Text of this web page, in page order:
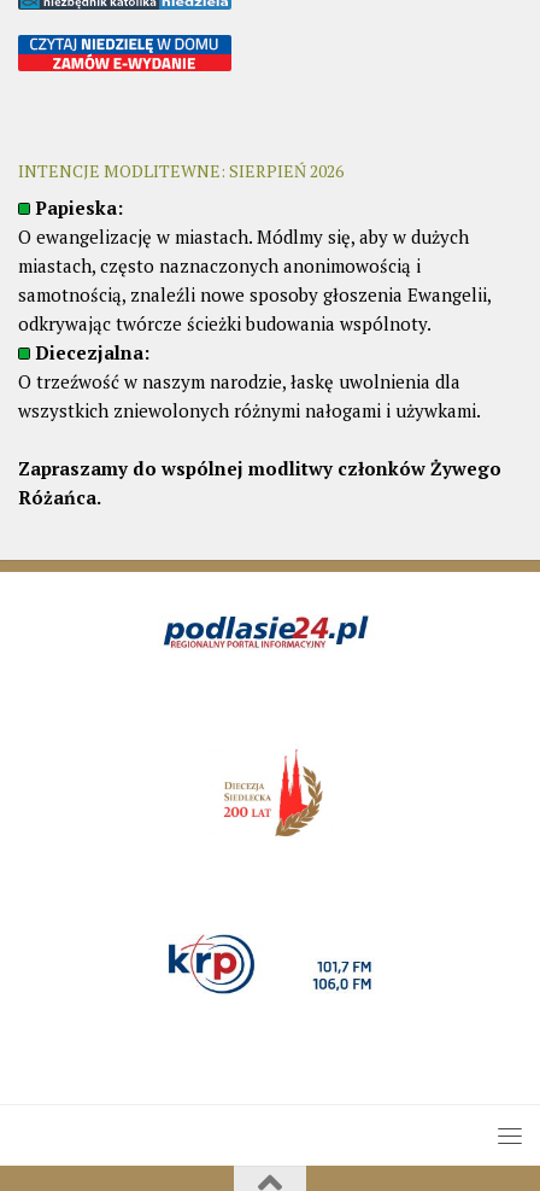
INTENCJE MODLITEWNE: SIERPIEŃ 2026
Papieska:
O ewangelizację w miastach. Módlmy się, aby w dużych
miastach, często naznaczonych anonimowością i
samotnością, znaleźli nowe sposoby głoszenia Ewangelii,
odkrywając twórcze ścieżki budowania wspólnoty.
Diecezjalna:
O trzeźwość w naszym narodzie, łaskę uwolnienia dla
wszystkich zniewolonych różnymi nałogami i używkami.
Zapraszamy do wspólnej modlitwy członków Żywego
Różańca.